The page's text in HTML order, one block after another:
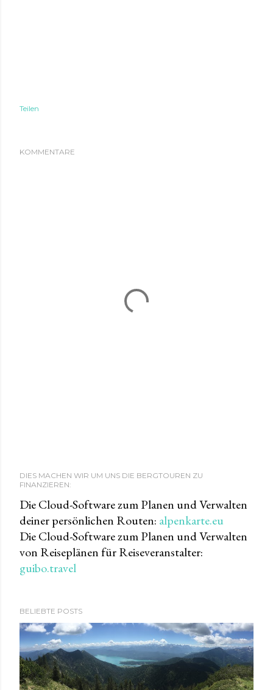
Teilen
KOMMENTARE
DIES MACHEN WIR UM UNS DIE BERGTOUREN ZU
FINANZIEREN:
Die Cloud-Software zum Planen und Verwalten
deiner persönlichen Routen: alpenkarte.eu
Die Cloud-Software zum Planen und Verwalten
von Reiseplänen für Reiseveranstalter:
guibo.travel
BELIEBTE POSTS